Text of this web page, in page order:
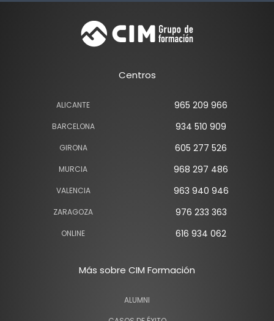
Más sobre CIM Formación
ALUMNI
Centros
ALICANTE 965 209 966
BARCELONA 934 510 909
GIRONA 605 277 526
MURCIA 968 297 486
VALENCIA 963 940 946
ZARAGOZA 976 233 363
ONLINE 616 934 062